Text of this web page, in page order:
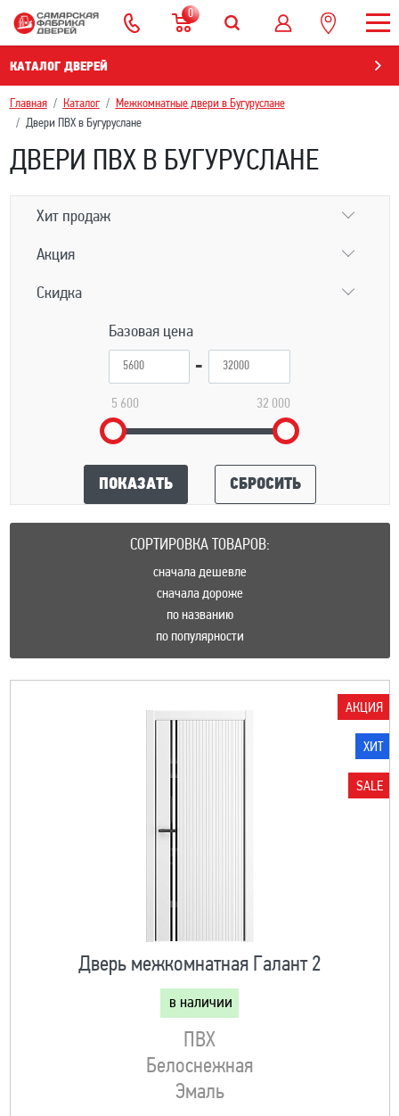
0
КАТАЛОГ ДВЕРЕЙ
Главная Каталог
Межкомнатные двери в Бугуруслане
Двери ПВХ в Бугуруслане
ДВЕРИ ПВХ В БУГУРУСЛАНЕ
Хит продаж
Акция
Скидка
Базовая цена
5 600 32 000
ПОКАЗАТЬ СБРОСИТЬ
СОРТИРОВКА ТОВАРОВ:
сначала дешевле
сначала дороже
по названию
по популярности
АКЦИЯ
ХИТ
SALE
Дверь межкомнатная Галант 2
в наличии
ПВХ
Белоснежная
Эмаль